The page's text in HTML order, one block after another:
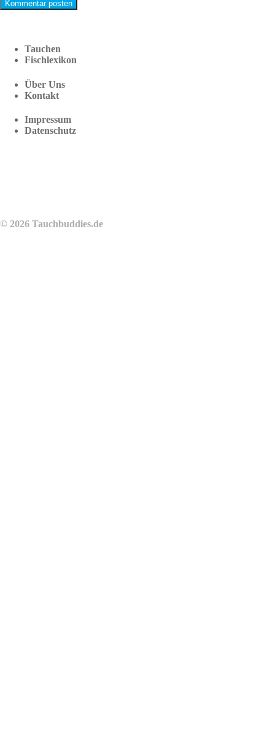
Tauchen
Fischlexikon
Über Uns
Kontakt
Impressum
Datenschutz
© 2026 Tauchbuddies.de